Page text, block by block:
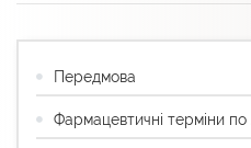
Передмова
Фармацевтичні терміни по